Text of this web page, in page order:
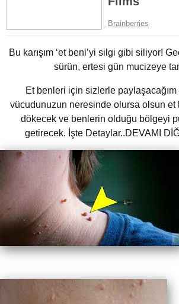
Bu karışım ‘et beni’yi silgi gibi siliyor!
sürün, ertesi gün mucizeye
Et benleri için sizlerle
vücudunuzun neresinde olursa olsun et
dökecek ve benlerin olduğu bölgeyi
getirecek. İşte Detaylar..DEVAMI